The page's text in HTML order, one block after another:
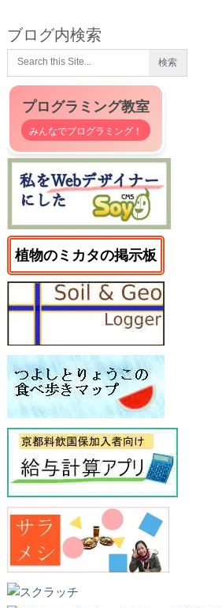
ブログ内検索
プログラミング教室
みんなでプログラミング！
植物のミカタの掲示板